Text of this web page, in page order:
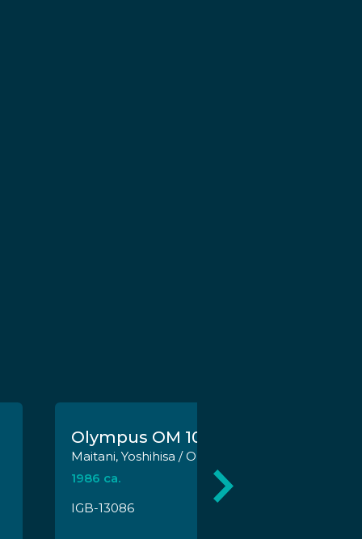
Olympus OM 10
Maitani, Yoshihisa / Olympus
1986 ca.
IGB-13086